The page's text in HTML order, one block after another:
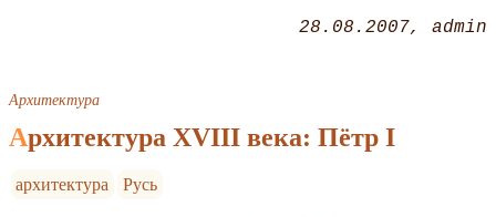
28.08.2007 admin
Архитектура
Архитектура XVIII века: Пётр I
архитектура Русь